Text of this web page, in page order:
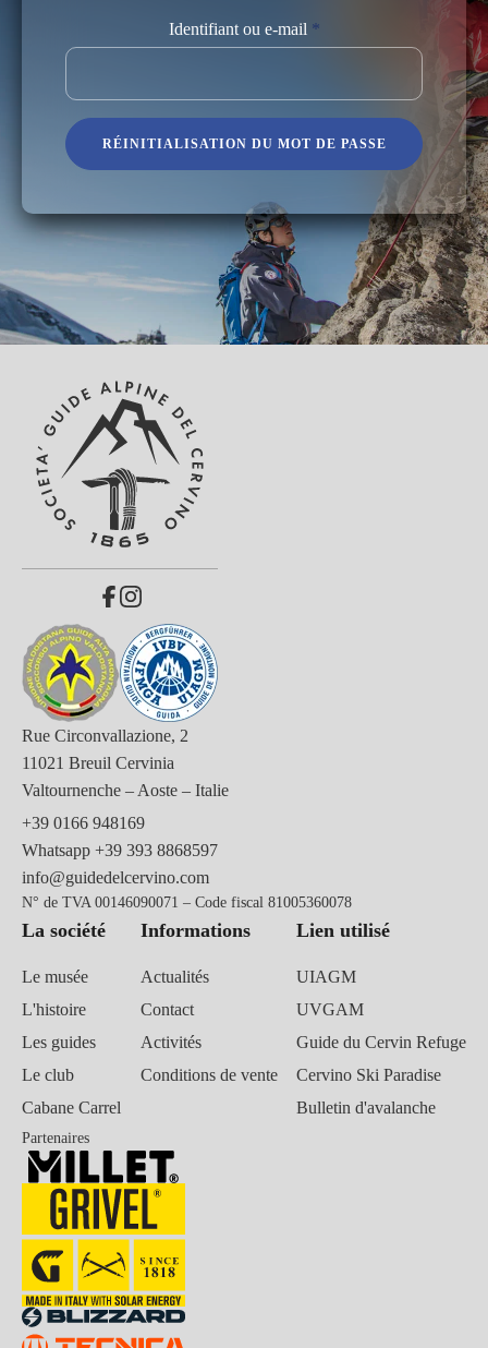
Identifiant ou e-mail *Obligatoire
RÉINITIALISATION DU MOT DE PASSE
Rue Circonvallazione, 2
11021 Breuil Cervinia
Valtournenche – Aoste – Italie
+39 0166 948169
Whatsapp +39 393 8868597
info@guidedelcervino.com
N° de TVA 00146090071 – Code fiscal 81005360078
La société
Le musée
L'histoire
Les guides
Le club
Cabane Carrel
Informations
Actualités
Contact
Activités
Conditions de vente
Lien utilisé
UIAGM
UVGAM
Guide du Cervin Refuge
Cervino Ski Paradise
Bulletin d'avalanche
Partenaires